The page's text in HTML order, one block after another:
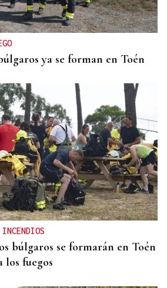
ya se forman en Toén
INCENDIOS
búlgaros se formarán en Toén
fuegos